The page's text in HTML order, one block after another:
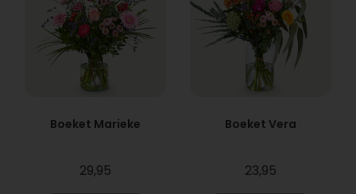
Boeket Marieke
29,95
Boeket Vera
23,95